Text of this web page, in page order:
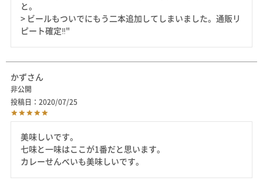
と。
> ビールもついでにもう二本追加してしまいました。通販リ
ピート確定‼️"
かず
非公開
投稿日
2020/07/25
美味しいです。
七味と一味はここが1番だと思います。
カレーせんべいも美味しいです。